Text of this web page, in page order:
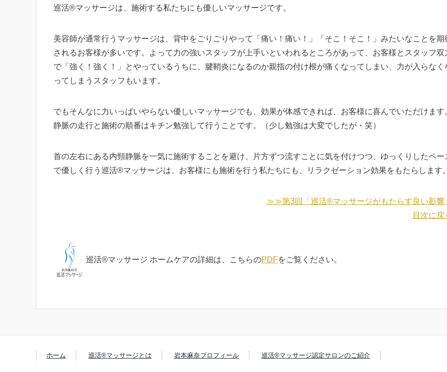
巡活®マッサージは、施術する私たちにも優しいマッサージです。
美容師が通常行うマッサージは、背中をごりごりやって「痛い！痛い！」「そこ！そこ！」みたいなことを期
されるお客様が多いです。よって力の強いスタッフが上手いといわれるところがあって、お客様とスタッフ双
で「強く！強く！」とやっているうちに、腱鞘炎になるのか親指の付け根が痛くなってしまい、力が入らなく
ってしまうスタッフもいます。
でもそんなに力いっぱいやらない優しいマッサージでも、効果が体感できれば、お客様に喜んでいただけます
静脈の走行と施術の順番はキチン勉強して行うことです。（少し勉強は大変でしたが・笑）
首の左右にある内頸静脈を一気に施術することを避け、片方ずつ流すことに気を付けつつ、ゆっくりしたペー
で優しく行う巡活®マッサージは、お客様にも施術を行う私たちにも、リラクゼーション効果をもたらします
≫≫第3回「巡活®マッサージがもたらす良い影響
目次に戻
巡活®マッサージ ホームケアの詳細は、こちらのPDFをご覧ください。
ホーム 巡活®マッサージとは 岩本麻奈プロフィール 巡活®マッサージ認定サロンのご紹介